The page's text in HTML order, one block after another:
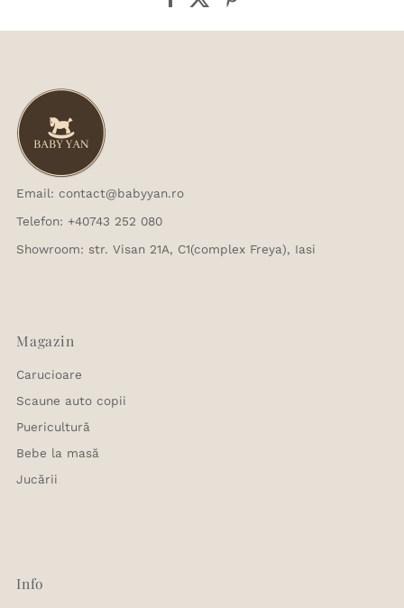
Email: contact@babyyan.ro
Telefon: +40743 252 080
Showroom: str. Visan 21A, C1(complex Freya), Iasi
Magazin
Carucioare
Scaune auto copii
Puericultură
Bebe la masă
Jucării
Info